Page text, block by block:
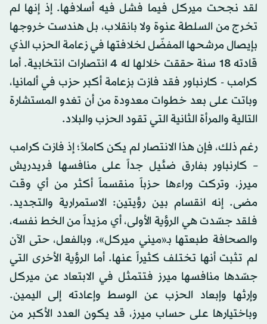
لقد نجحت ميركل فيما فشل فيه أسلافها. إذ إنها لم
تخرج من السلطة عنوة ولا بانقلاب، بل هندست خروجها
بإيصال مرشحها المفضّل لخلافتها في زعامة الحزب الذي
قادته 18 سنة حققت خلالها له 4 انتصارات انتخابية. أما
كرامب - كارنباور فقد فازت بزعامة أكبر حزب في ألمانيا،
وباتت على بعد خطوات معدودة من أن تغدو المستشارة
التالية والمرأة الثانية التي تقود الحزب والبلاد.
رغم ذلك، فإن هذا الانتصار لم يكن كاملاً؛ إذ فازت كرامب
– كارنباور بفارق ضئيل جداً على منافسها فريدريش
ميرز، وتركت وراءها حزباً منقسماً أكثر من أي وقت
مضى. إنه انقسام بين رؤيتين: الاستمرارية والتجديد.
فلقد جسّدت هي الرؤية الأولى، أي مزيداً من الخط نفسه،
والصحافة طبعتها بـ«ميني ميركل»، وبالفعل، حتى الآن
لم تثبت أنها تختلف كثيراً عنها. أما الرؤية الأخرى التي
جسّدها منافسها ميرز فتتمثل في الابتعاد عن ميركل
وإرثها وإبعاد الحزب عن الوسط وإعادته إلى اليمين.
وباختيارها على حساب ميرز، قد يكون العدد الأكبر من